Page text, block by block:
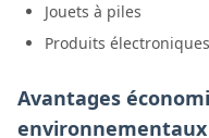
Jouets à piles
Produits
Avantages
environnementaux